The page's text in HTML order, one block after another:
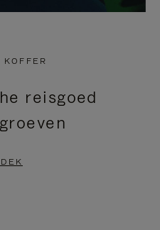
KOFFER
reisgoed